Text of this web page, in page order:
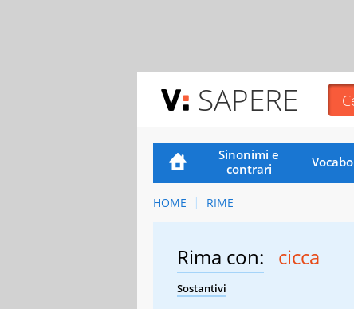
SAPERE
Sinonimi e
contrari
HOME RIME
Rima con: cicca
Sostantivi